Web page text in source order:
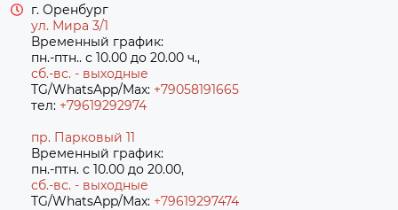
г. Оренбург
ул. Мира 3/1
Временный график:
пн.-птн.. с 10.00 до 20.00 ч.,
сб.-вс. - выходные
TG/WhatsApp/Max: +79058191665
тел: +79619292974
пр. Парковый 11
Временный график:
пн.-птн. с 10.00 до 20.00,
сб.-вс. - выходные
TG/WhatsApp/Max: +79619297474